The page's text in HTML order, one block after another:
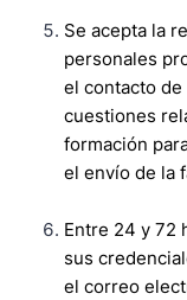
Se acepta la
personales
el contacto
cuestiones
formación
el envío de la
Entre 24 y 72
sus
el correo